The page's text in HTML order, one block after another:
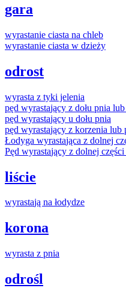
gara
wyrastanie ciasta na chleb
wyrastanie ciasta w dzieży
odrost
wyrasta z tyki jelenia
pęd wyrastający z dołu pnia
pęd wyrastający u dołu pnia
pęd wyrastający z korzenia lub
Łodyga wyrastająca z dolnej
Pęd wyrastający z dolnej
liście
wyrastają na łodydze
korona
wyrasta z pnia
odrośl